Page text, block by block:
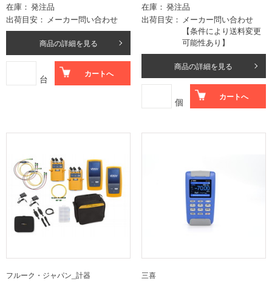
在庫
発注品
出荷目安
メーカー問い合わせ
商品の詳細を見る
台 カートへ
在庫
発注品
出荷目安
メーカー問い合わせ
【条件により送料変更
可能性あり】
商品の詳細を見る
個 カートへ
フルーク・ジャパン_計器 三喜